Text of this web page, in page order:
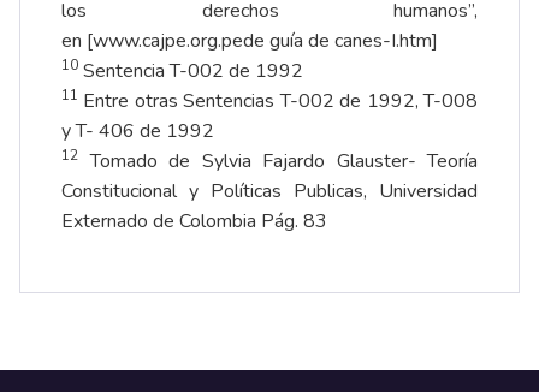
los derechos humanos”,
en [www.cajpe.org.pede guía de canes-I.htm]
10 Sentencia T-002 de 1992
11 Entre otras Sentencias T-002 de 1992, T-008
y T- 406 de 1992
12 Tomado de Sylvia Fajardo Glauster- Teoría
Constitucional y Políticas Publicas, Universidad
Externado de Colombia Pág. 83